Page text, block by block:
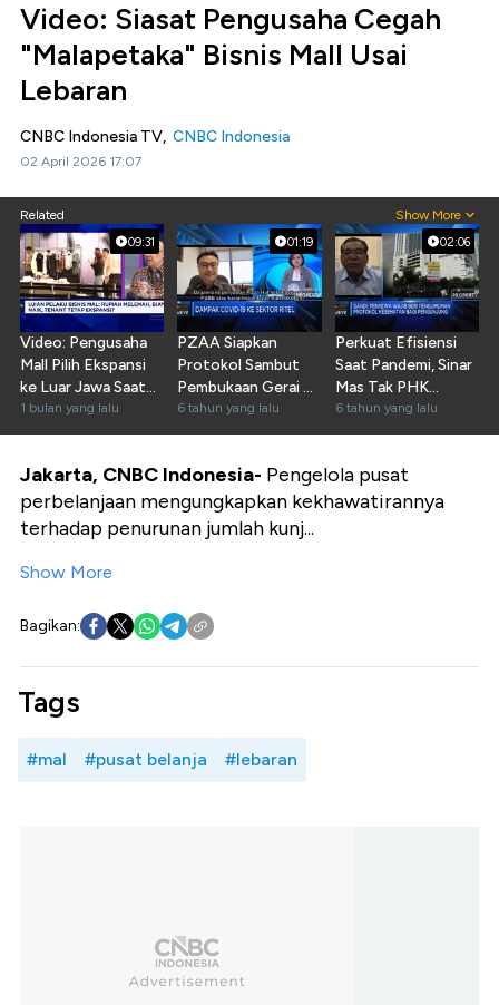
Video: Siasat Pengusaha Cegah
"Malapetaka" Bisnis Mall Usai
Lebaran
CNBC Indonesia TV, CNBC Indonesia
02 April 2026 17:07
Related Show More
09:31
Video: Pengusaha
Mall Pilih Ekspansi
ke Luar Jawa Saat
Ekonom Sulit
1 bulan yang lalu
01:19
PZAA Siapkan
Protokol Sambut
Pembukaan Gerai di
15 Juni
6 tahun yang lalu
02:06
Perkuat Efisiensi
Saat Pandemi, Sinar
Mas Tak PHK
Pegwai Mal
6 tahun yang lalu
Jakarta, CNBC Indonesia- Pengelola pusat
perbelanjaan mengungkapkan kekhawatirannya
terhadap penurunan jumlah kunj...
Show More
Bagikan:
Tags
#mal #pusat belanja #lebaran